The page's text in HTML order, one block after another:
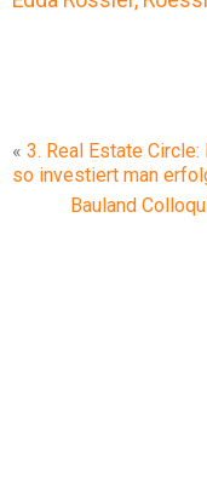
« 3. Real Estate
so investiert man
Bauland